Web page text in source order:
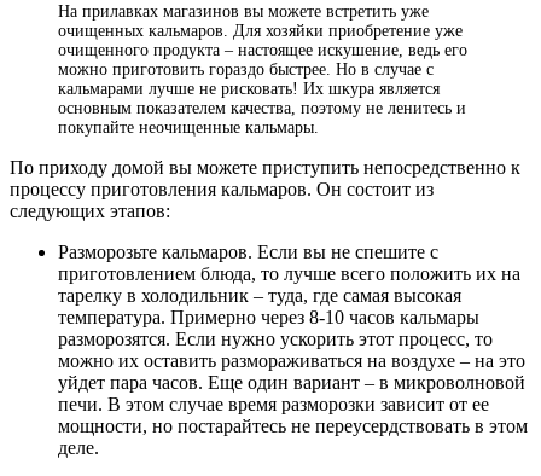
На прилавках магазинов вы можете встретить уже
очищенных кальмаров. Для хозяйки приобретение уже
очищенного продукта – настоящее искушение, ведь его
можно приготовить гораздо быстрее. Но в случае с
кальмарами лучше не рисковать! Их шкура является
основным показателем качества, поэтому не ленитесь и
покупайте неочищенные кальмары.
По приходу домой вы можете приступить непосредственно к
процессу приготовления кальмаров. Он состоит из
следующих этапов:
Разморозьте кальмаров. Если вы не спешите с
приготовлением блюда, то лучше всего положить их на
тарелку в холодильник – туда, где самая высокая
температура. Примерно через 8-10 часов кальмары
разморозятся. Если нужно ускорить этот процесс, то
можно их оставить размораживаться на воздухе – на это
уйдет пара часов. Еще один вариант – в микроволновой
печи. В этом случае время разморозки зависит от ее
мощности, но постарайтесь не переусердствовать в этом
деле.